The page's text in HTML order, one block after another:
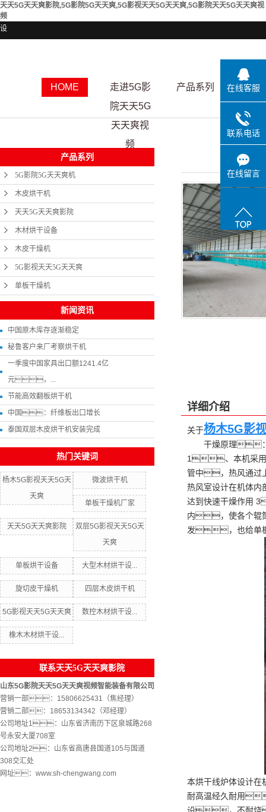
天天5G天天爽影院,5G影院5G天天爽,5G影视天天5G天天爽,5G影院天天5G天天爽视
频
HOME
走进5G影
院天天5G
天天爽视
频
产品系列 资质
产品系列
5G影院5G天天爽机
木皮烘干机
天天5G天天爽影院
木材烘干设备
木皮干燥机
5G影视天天5G天天爽
单板干燥机
新闻资讯
中国原木库存逐渐稳定
秘鲁客户来厂考察烘干机
一季度中国家具出口额1241.4亿
元，...
节能高效翻板烘干机
中国：纤维板出口增长
泰国双层木皮烘干机安装完成
热门关键词
杨木5G影视天天5G天
天爽
微波烘干机
单板干燥机厂家
天天5G天天爽影院
双层5G影视天天5G天
天爽
单板烘干设备 大型木材烘干设...
旋切皮干燥机 四层木皮烘干机
5G影视天天5G天天爽 数控木材烘干设...
橡木木材烘干设...
联系天天5G天天爽影院
山东5G影院天天5G天天爽视频智能装备有限公司
营销一部：15806625431（焦经理）
营销二部：18653134342（邓经理）
公司地址1：山东省济南历下区泉城路268
号永安大厦708室
公司地址2：山东省高唐县国道105与国道
308交汇处
网址：www.sh-chengwang.com
详细介绍
关于杨木5G影
干燥原理
1、本机采用
管中，热风通过
热风室设计在机体
达到快速干燥作用
内，使各个辊
发，也给单
本烘干线炉体设计
耐高温经久耐用
在线客服
联系电话
在线留言